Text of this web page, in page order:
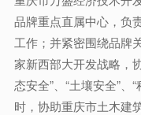
品牌重点直属中心，负
工作；并紧密围绕品牌
家新西部大开发战略，
态安全”、“土壤安全”、
时，协助重庆市土木建